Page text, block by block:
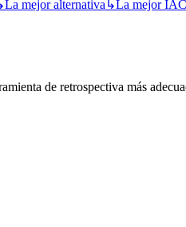
La mejor alternativa ↳La mejor IA
de retrospectiva más